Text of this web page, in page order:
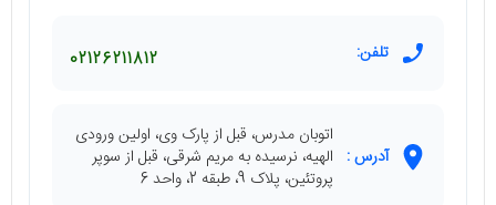
تلفن: 02126211812
آدرس :
اتوبان مدرس، قبل از پارک وی، اولین ورودی
الهیه، نرسیده به مریم شرقی، قبل از سوپر
پروتئین، پلاک 9، طبقه 2، واحد 6